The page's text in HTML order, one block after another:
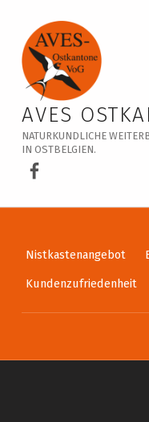
Veranstaltungskalender – AVES Ostkantone VoG
AVES
NATURKUNDLICHE
IN OSTBELGIEN.
AVES
Nistkastenangebot
Kundenzufriedenheit